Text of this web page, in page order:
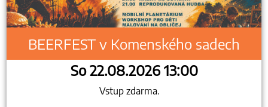
BEERFEST v Komenského sadech
So 22.08.2026 13:00
Vstup zdarma.